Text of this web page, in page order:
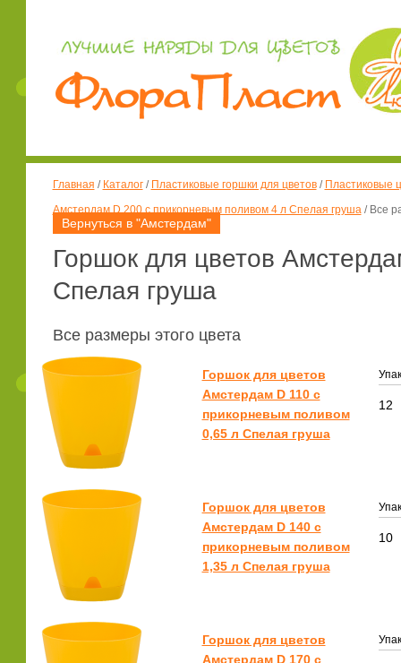
Главная / Каталог/ Пластиковые горшки для цветов/ Пластиковые
Амстердам D 200 с прикорневым поливом 4 л Спелая груша/ Все
Вернуться в "Амстердам"
Горшок для цветов
Спелая груша
Все размеры этого цвета
Горшок для цветов
Амстердам D 110 с
прикорневым поливом
0,65 л Спелая груша
12
Горшок для цветов
Амстердам D 140 с
прикорневым поливом
1,35 л Спелая груша
10
Горшок для цветов
Амстердам D 170 с